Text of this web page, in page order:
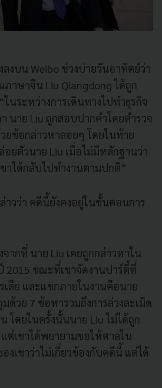
ลงบน Weibo ช่วงบ่ายวันอาทิตย์ว่า
าษาจีน Liu Qiangdong ได้ถูก
นระหว่างการเดินทางไปทำธุรกิจ
นาย Liu ถูกสอบปากคำโดยตำรวจ
ยข้อกล่าวหาลอยๆ โดยในท้าย
ยตัวนาย Liu เมื่อไม่มีหลักฐานว่า
าได้กลับไปทำงานตามปกติ”
าวว่า คดีนี้ยังคงอยู่ในขั้นตอนการ
ากที่ นาย Liu เคยถูกกล่าวหาใน
2015 ขณะที่เขาจัดงานปาร์ตี้ที่
เลีย และแขกภายในงานคือนาย
ด้วย 7 ข้อหารวมถึงการล่วงละเมิด
โดยในครั้งนั้นนาย Liu ไม่ได้ถูก
ต่เขาได้พยายามขอให้ศาลใน
งเขาว่าไม่เกี่ยวข้องกับคดีนี้ แต่ได้